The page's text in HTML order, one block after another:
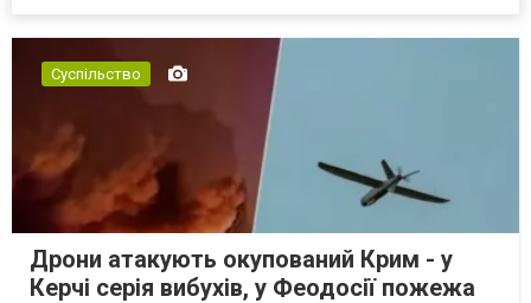
Суспільство
Дрони атакують окупований Крим - у
Керчі серія вибухів, у Феодосії пожежа